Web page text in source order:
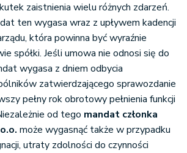
zaistnienia wielu różnych zdarzeń.
ten wygasa wraz z upływem kadencji
która powinna być wyraźnie
spółki. Jeśli umowa nie odnosi się do
wygasa z dniem odbycia
zatwierdzającego sprawozdanie
pełny rok obrotowy pełnienia funkcji
od tego mandat członka
może wygasnąć także w przypadku
utraty zdolności do czynności